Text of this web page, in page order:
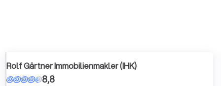
Rolf Gärtner Immobilienmakler (IHK)
8,8